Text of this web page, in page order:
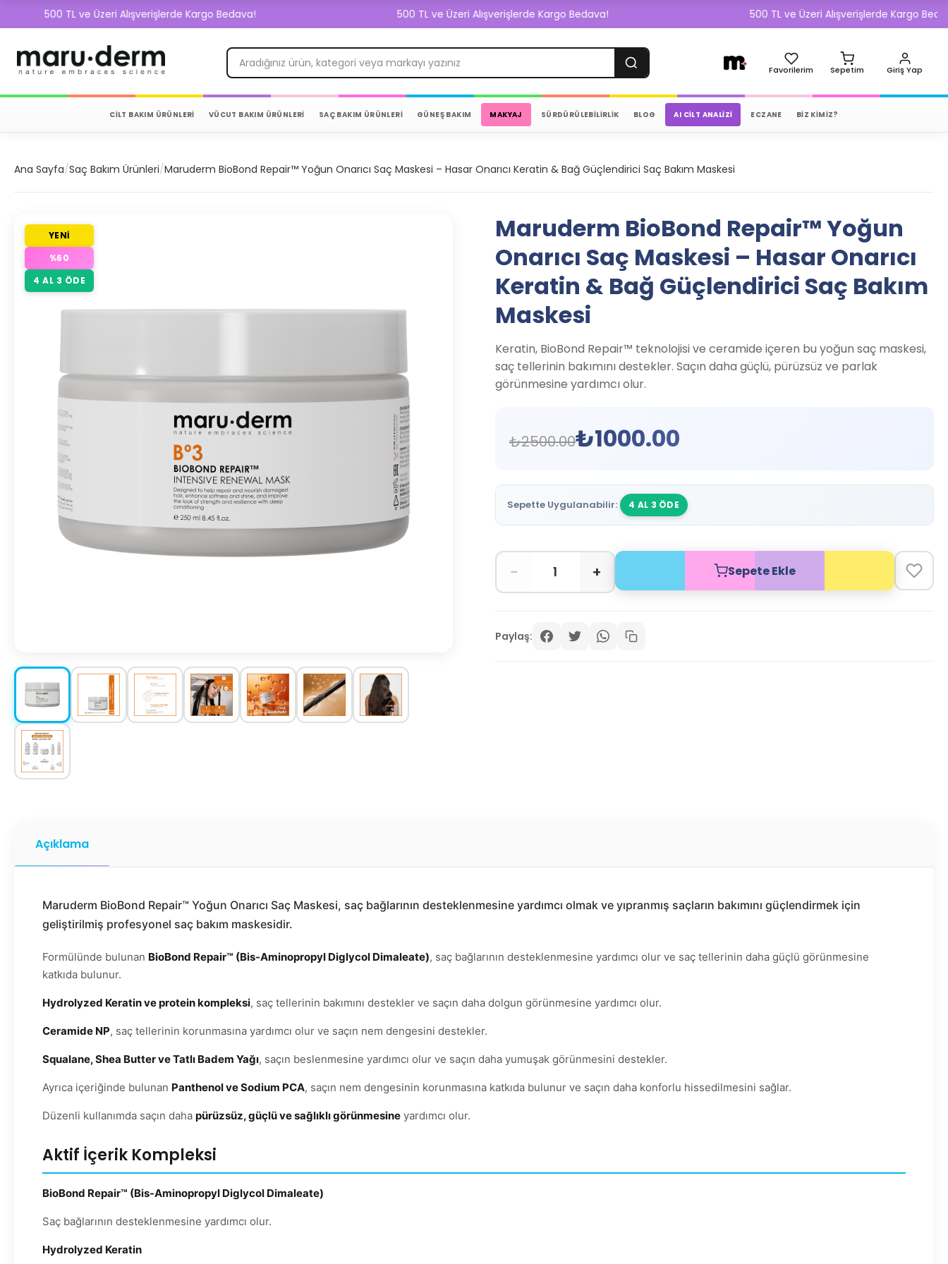
TL ve Üzeri Alışverişlerde Kargo Bedava! 500 TL ve Üzeri Alışverişlerde Kargo Bedava! 500 TL ve Üzeri Alışverişlerde Kargo Bedava!
Favorilerim Sepetim Giriş Yap
CİLT BAKIM ÜRÜNLERİ VÜCUT BAKIM ÜRÜNLERİ SAÇ BAKIM ÜRÜNLERİ GÜNEŞ BAKIM MAKYAJ SÜRDÜRÜLEBİLİRLİK BLOG AI CILT ANALIZI ECZANE BİZ KİMİZ?
Ana Sayfa/Saç Bakım Ürünleri/Maruderm BioBond Repair™ Yoğun Onarıcı Saç Maskesi – Hasar Onarıcı Keratin & Bağ Güçlendirici Saç Bakım Maskesi
YENİ
%60
4 AL 3 ÖDE
Maruderm BioBond Repair™ Yoğun
Onarıcı Saç Maskesi – Hasar Onarıcı
Keratin & Bağ Güçlendirici Saç Bakım
Maskesi
Keratin, BioBond Repair™ teknolojisi ve ceramide içeren bu yoğun saç maskesi,
saç tellerinin bakımını destekler. Saçın daha güçlü, pürüzsüz ve parlak
görünmesine yardımcı olur.
₺2500.00₺1000.00
Sepette Uygulanabilir: 4 AL 3 ÖDE
− + Sepete Ekle
Paylaş:
Açıklama
Maruderm BioBond Repair™ Yoğun Onarıcı Saç Maskesi, saç bağlarının desteklenmesine yardımcı olmak ve yıpranmış saçların bakımını güçlendirmek için
geliştirilmiş profesyonel saç bakım maskesidir.
Formülünde bulunan BioBond Repair™ (Bis-Aminopropyl Diglycol Dimaleate), saç bağlarının desteklenmesine yardımcı olur ve saç tellerinin daha güçlü görünmesine
katkıda bulunur.
Hydrolyzed Keratin ve protein kompleksi, saç tellerinin bakımını destekler ve saçın daha dolgun görünmesine yardımcı olur.
Ceramide NP, saç tellerinin korunmasına yardımcı olur ve saçın nem dengesini destekler.
Squalane, Shea Butter ve Tatlı Badem Yağı, saçın beslenmesine yardımcı olur ve saçın daha yumuşak görünmesini destekler.
Ayrıca içeriğinde bulunan Panthenol ve Sodium PCA, saçın nem dengesinin korunmasına katkıda bulunur ve saçın daha konforlu hissedilmesini sağlar.
Düzenli kullanımda saçın daha pürüzsüz, güçlü ve sağlıklı görünmesine yardımcı olur.
Aktif İçerik Kompleksi
BioBond Repair™ (Bis-Aminopropyl Diglycol Dimaleate)
Saç bağlarının desteklenmesine yardımcı olur.
Hydrolyzed Keratin